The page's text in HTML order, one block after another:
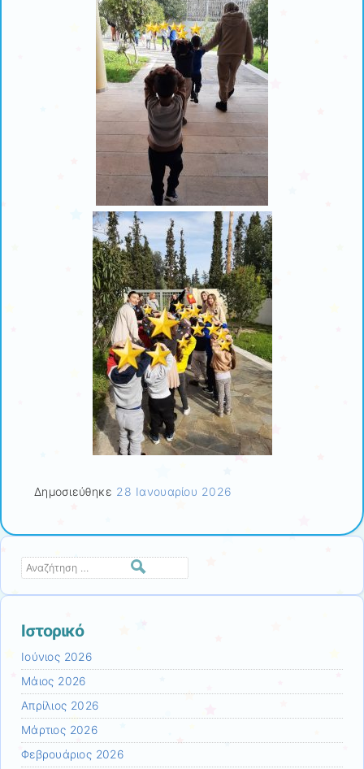
Δημοσιεύθηκε 28 Ιανουαρίου 2026
Αναζήτηση
Ιστορικό
Ιούνιος 2026
Μάιος 2026
Απρίλιος 2026
Μάρτιος 2026
Φεβρουάριος 2026